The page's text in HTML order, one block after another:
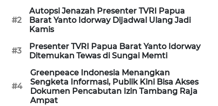
#2
Autopsi Jenazah Presenter TVRI Papua
Barat Yanto Idorway Dijadwal Ulang Jadi
Kamis
#3
Presenter TVRI Papua Barat Yanto Idorway
Ditemukan Tewas di Sungai Memti
#4
Greenpeace Indonesia Menangkan
Sengketa Informasi, Publik Kini Bisa Akses
Dokumen Pencabutan Izin Tambang Raja
Ampat
WAHANA
LISTRIK
MASYARAKAT